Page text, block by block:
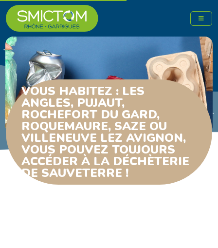
VOUS HABITEZ : LES
ANGLES, PUJAUT,
ROCHEFORT DU GARD,
ROQUEMAURE, SAZE OU
VILLENEUVE LEZ AVIGNON,
VOUS POUVEZ TOUJOURS
ACCÉDER À LA DÉCHÈTERIE
DE SAUVETERRE !